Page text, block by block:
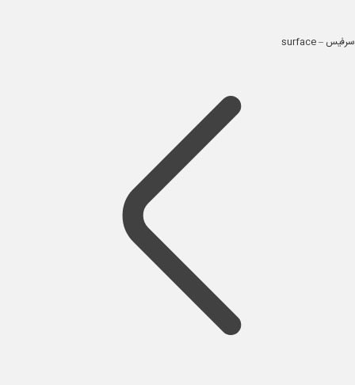
سرفیس – surface